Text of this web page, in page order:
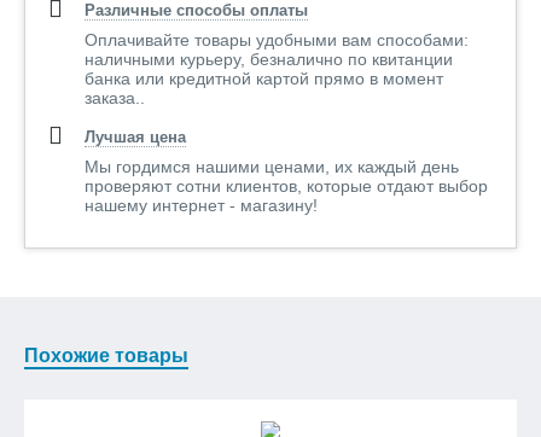
Различные способы оплаты
Оплачивайте товары удобными вам способами:
наличными курьеру, безналично по квитанции
банка или кредитной картой прямо в момент
заказа..
Лучшая цена
Мы гордимся нашими ценами, их каждый день
проверяют сотни клиентов, которые отдают выбор
нашему интернет - магазину!
Похожие товары